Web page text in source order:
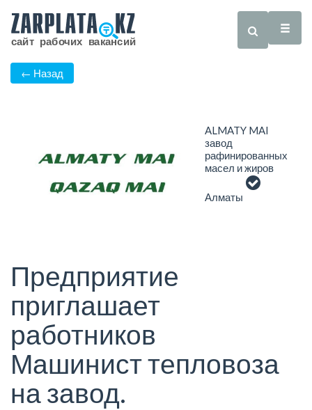
← Назад
ALMATY MAI
завод
рафинированных
масел и жиров
Алматы
Предприятие
приглашает
работников
Машинист тепловоза
на завод.